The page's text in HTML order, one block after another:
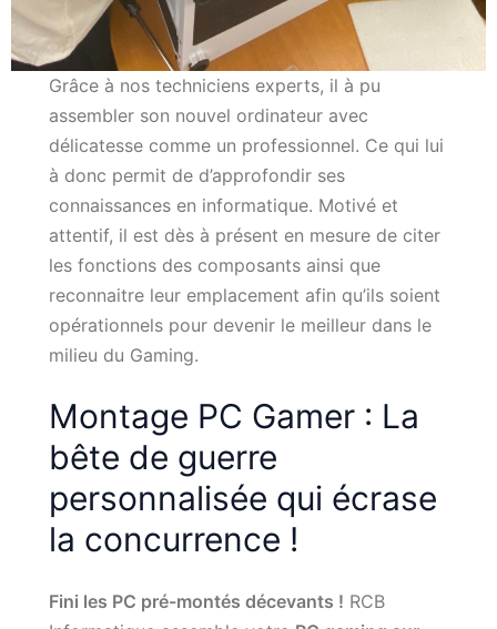
Grâce à nos techniciens experts, il à pu
assembler son nouvel ordinateur avec
délicatesse comme un professionnel. Ce qui lui
à donc permit de d’approfondir ses
connaissances en informatique. Motivé et
attentif, il est dès à présent en mesure de citer
les fonctions des composants ainsi que
reconnaitre leur emplacement afin qu’ils soient
opérationnels pour devenir le meilleur dans le
milieu du Gaming.
Montage PC Gamer : La
bête de guerre
personnalisée qui écrase
la concurrence !
Fini les PC pré-montés décevants ! RCB